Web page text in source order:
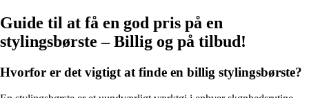
Guide til at få en god pris på en
stylingsbørste – Billig og på tilbud!
Hvorfor er det vigtigt at finde en billig stylingsbørste?